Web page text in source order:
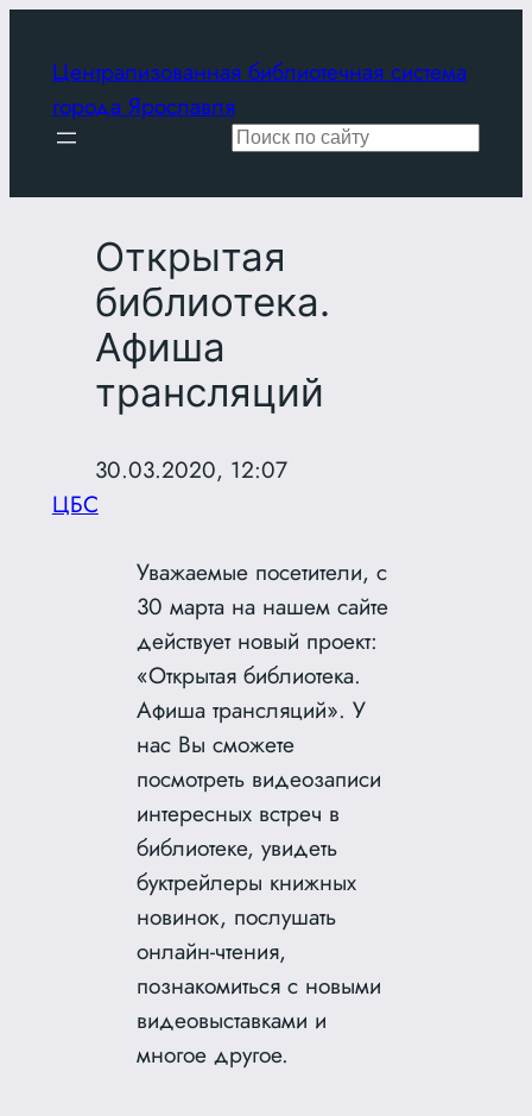
содержимому
Централизованная библиотечная система
города Ярославля
Поиск
Открытая
библиотека.
Афиша
трансляций
30.03.2020, 12:07
ЦБС
Уважаемые посетители, с
30 марта на нашем сайте
действует новый проект:
«Открытая библиотека.
Афиша трансляций». У
нас Вы сможете
посмотреть видеозаписи
интересных встреч в
библиотеке, увидеть
буктрейлеры книжных
новинок, послушать
онлайн-чтения,
познакомиться с новыми
видеовыставками и
многое другое.